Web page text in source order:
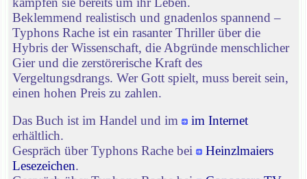
Beklemmend realistisch und gnadenlos spannend –
Typhons Rache ist ein rasanter Thriller über die
Hybris der Wissenschaft, die Abgründe menschlicher
Gier und die zerstörerische Kraft des
Vergeltungsdrangs. Wer Gott spielt, muss bereit sein,
einen hohen Preis zu zahlen.
Das Buch ist im Handel und im
im Internet
erhältlich.
Gespräch über Typhons Rache bei
Heinzlmaiers
Lesezeichen.